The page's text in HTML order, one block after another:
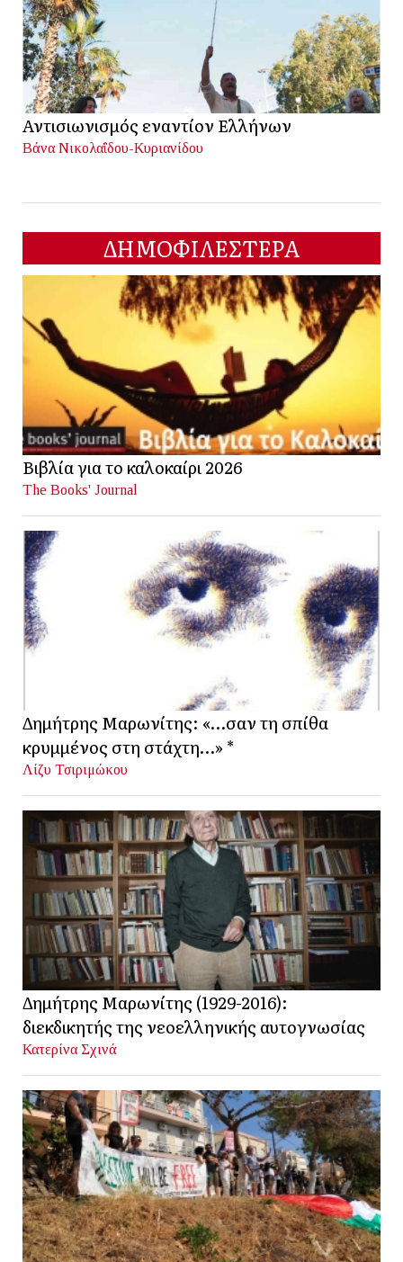
Αντισιωνισμός εναντίον Ελλήνων
Βάνα Νικολαΐδου-Κυριανίδου
ΔΗΜΟΦΙΛΕΣΤΕΡΑ
Βιβλία για το καλοκαίρι 2026
The Books' Journal
Δημήτρης Μαρωνίτης: «…σαν τη σπίθα
κρυμμένος στη στάχτη…» *
Λίζυ Τσιριμώκου
Δημήτρης Μαρωνίτης (1929-2016):
διεκδικητής της νεοελληνικής αυτογνωσίας
Κατερίνα Σχινά